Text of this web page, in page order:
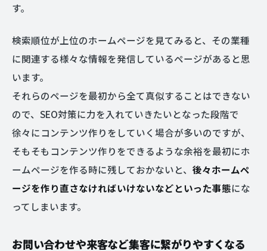
す。
検索順位が上位のホームページを見てみると、その業種
に関連する様々な情報を発信しているページがあると思
います。
それらのページを最初から全て真似することはできない
ので、SEO対策に力を入れていきたいとなった段階で
徐々にコンテンツ作りをしていく場合が多いのですが、
そもそもコンテンツ作りをできるような余裕を最初にホ
ームページを作る時に残しておかないと、 後々ホームペ
ージを作り直さなければいけないなどといった事態にな
ってしまいます。
お問い合わせや来客など集客に繋がりやすくなる